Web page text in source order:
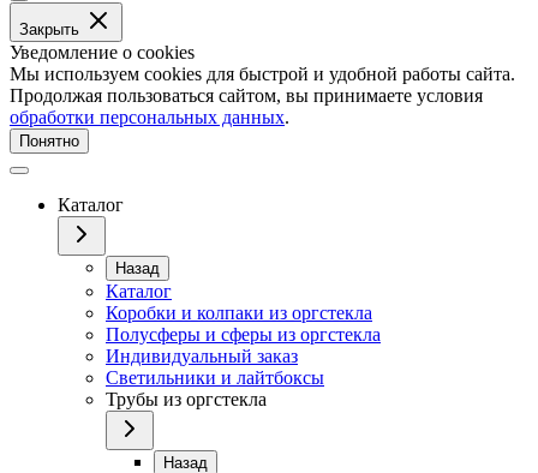
Закрыть
Уведомление о cookies
Мы используем cookies для быстрой и удобной работы сайта.
Продолжая пользоваться сайтом, вы принимаете условия
обработки персональных данных.
Понятно
Каталог
Назад
Каталог
Коробки и колпаки из оргстекла
Полусферы и сферы из оргстекла
Индивидуальный заказ
Светильники и лайтбоксы
Трубы из оргстекла
Назад